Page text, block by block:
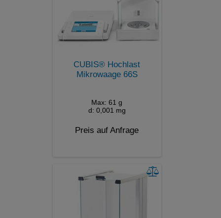
CUBIS® Hochlast
Mikrowaage 66S
Max: 61 g
d: 0,001 mg
Preis auf Anfrage